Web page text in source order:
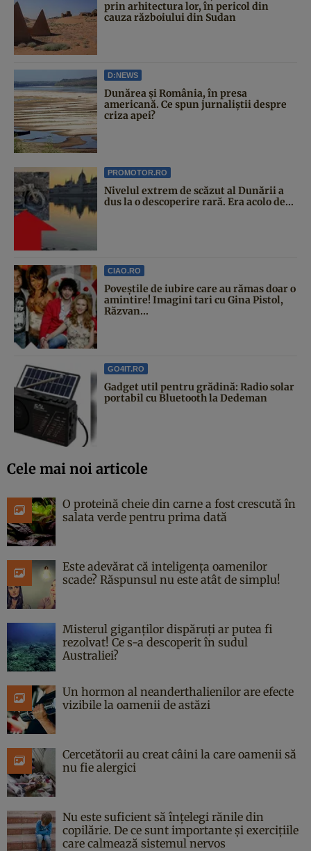
prin arhitectura lor, în pericol din
cauza războiului din Sudan
D:NEWS
Dunărea și România, în presa
americană. Ce spun jurnaliștii despre
criza apei?
PROMOTOR.RO
Nivelul extrem de scăzut al Dunării a
dus la o descoperire rară. Era acolo de...
CIAO.RO
Poveştile de iubire care au rămas doar o
amintire! Imagini tari cu Gina Pistol,
Răzvan...
GO4IT.RO
Gadget util pentru grădină: Radio solar
portabil cu Bluetooth la Dedeman
Cele mai noi articole
O proteină cheie din carne a fost crescută în
salata verde pentru prima dată
Este adevărat că inteligența oamenilor
scade? Răspunsul nu este atât de simplu!
Misterul giganților dispăruți ar putea fi
rezolvat! Ce s-a descoperit în sudul
Australiei?
Un hormon al neanderthalienilor are efecte
vizibile la oamenii de astăzi
Cercetătorii au creat câini la care oamenii să
nu fie alergici
Nu este suficient să înțelegi rănile din
copilărie. De ce sunt importante și exercițiile
care calmează sistemul nervos